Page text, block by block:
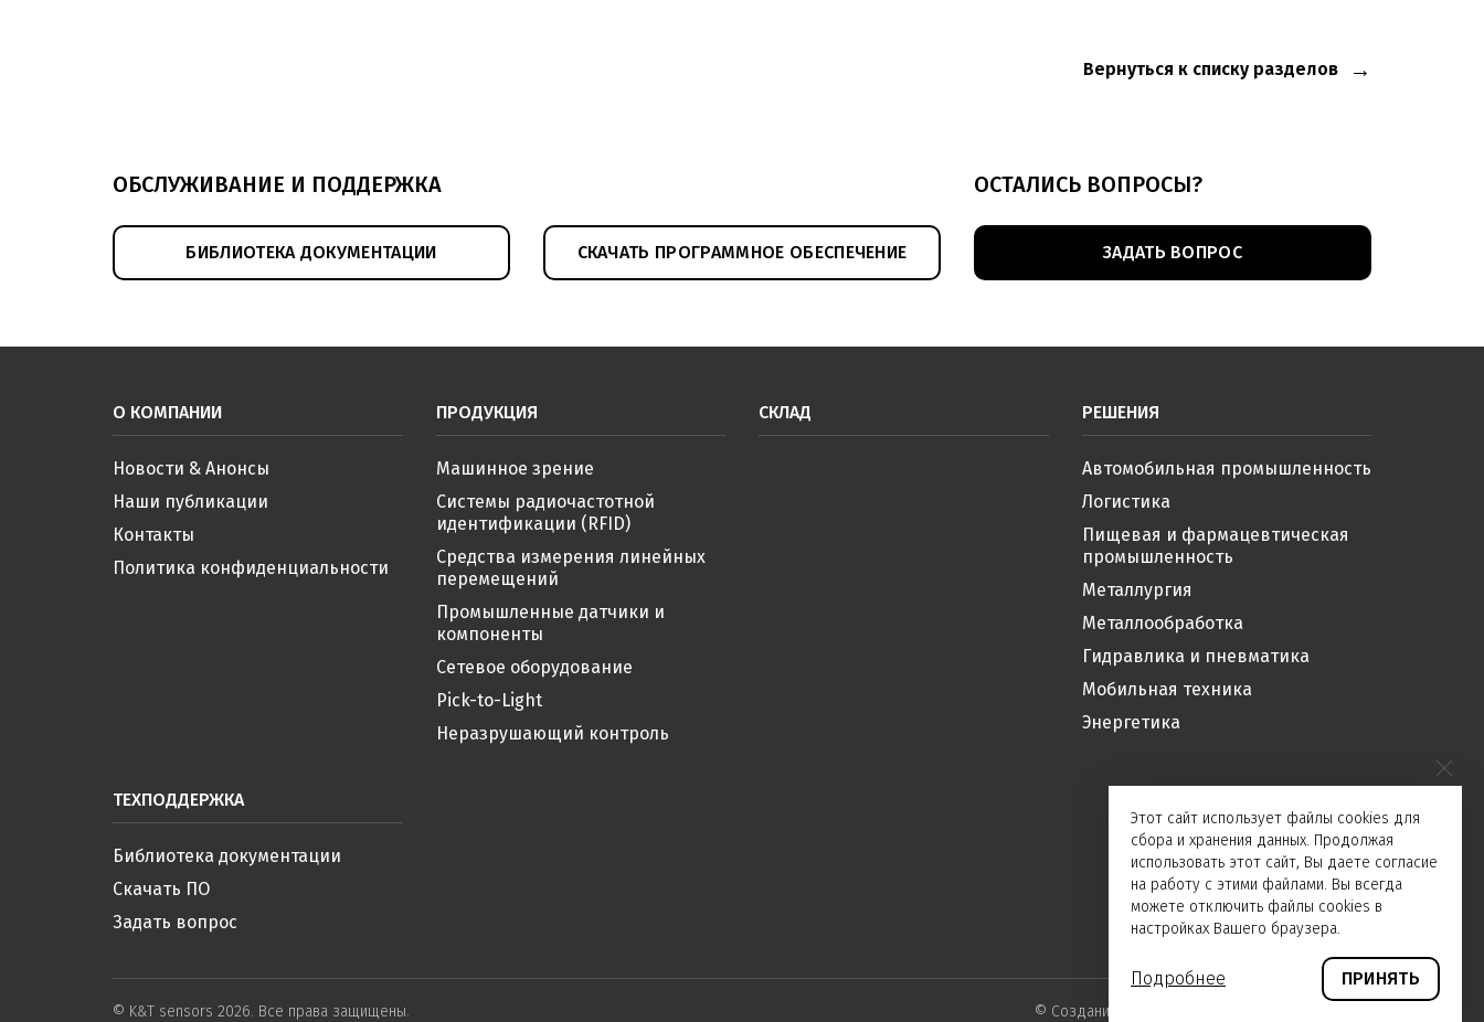
Вернуться к списку разделов
ОБСЛУЖИВАНИЕ И ПОДДЕРЖКА
БИБЛИОТЕКА ДОКУМЕНТАЦИИ СКАЧАТЬ ПРОГРАММНОЕ ОБЕСПЕЧЕНИЕ
ОСТАЛИСЬ ВОПРОСЫ?
ЗАДАТЬ ВОПРОС
О КОМПАНИИ
Новости & Анонсы
Наши публикации
Контакты
Политика конфиденциальности
ПРОДУКЦИЯ
Машинное зрение
Системы радиочастотной
идентификации (RFID)
Средства измерения линейных
перемещений
Промышленные датчики и
компоненты
Сетевое оборудование
Pick-to-Light
Неразрушающий контроль
СКЛАД РЕШЕНИЯ
Автомобильная промышленность
Логистика
Пищевая и фармацевтическая
промышленность
Металлургия
Металлообработка
Гидравлика и пневматика
Мобильная техника
Энергетика
ТЕХПОДДЕРЖКА
Библиотека документации
Скачать ПО
Задать вопрос
© K&T sensors 2026. Все права защищены. © Создание сайта и дизайн «Инфодизайн»
Этот сайт использует файлы cookies для
сбора и хранения данных. Продолжая
использовать этот сайт, Вы даете согласие
на работу с этими файлами. Вы всегда
можете отключить файлы cookies в
настройках Вашего браузера.
Подробнее ПРИНЯТЬ